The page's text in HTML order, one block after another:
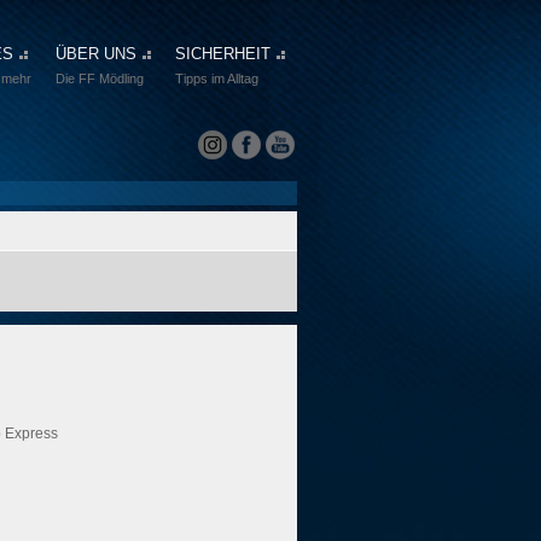
ÜBER UNS
Die FF Mödling
SICHERHEIT
Tipps im Alltag
Express